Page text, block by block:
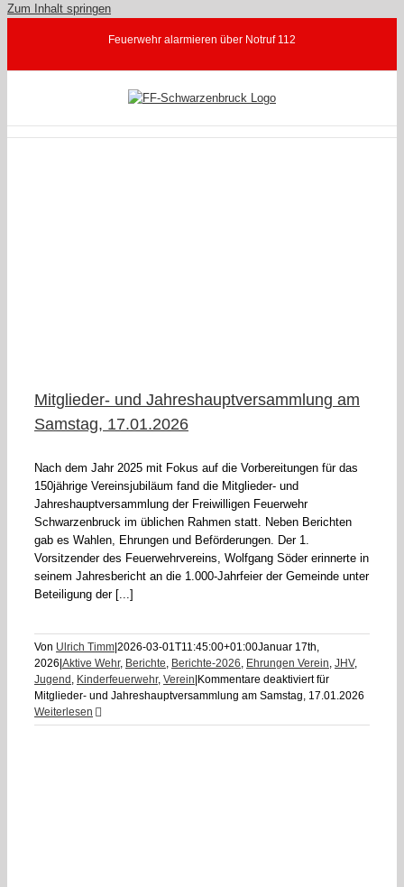
Zum Inhalt springen
Feuerwehr alarmieren über Notruf 112
Mitglieder- und Jahreshauptversammlung am
Samstag, 17.01.2026
Nach dem Jahr 2025 mit Fokus auf die Vorbereitungen für das
150jährige Vereinsjubiläum fand die Mitglieder- und
Jahreshauptversammlung der Freiwilligen Feuerwehr
Schwarzenbruck im üblichen Rahmen statt. Neben Berichten
gab es Wahlen, Ehrungen und Beförderungen. Der 1.
Vorsitzender des Feuerwehrvereins, Wolfgang Söder erinnerte in
seinem Jahresbericht an die 1.000-Jahrfeier der Gemeinde unter
Beteiligung der [...]
Von Ulrich Timm 2026-03-01T11:45:00+01:00Januar 17th,
2026 Aktive Wehr, Berichte, Berichte-2026, Ehrungen Verein, JHV,
Jugend , Kinderfeuerwehr, Verein Kommentare deaktiviertfür
Mitglieder- und Jahreshauptversammlung am Samstag, 17.01.2026
Weiterlesen